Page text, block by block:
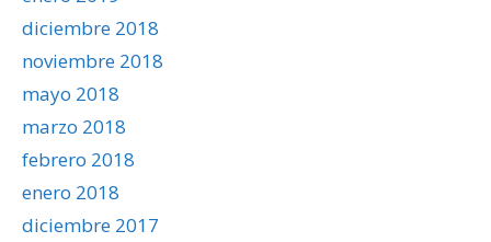
diciembre 2018
noviembre 2018
mayo 2018
marzo 2018
febrero 2018
enero 2018
diciembre 2017